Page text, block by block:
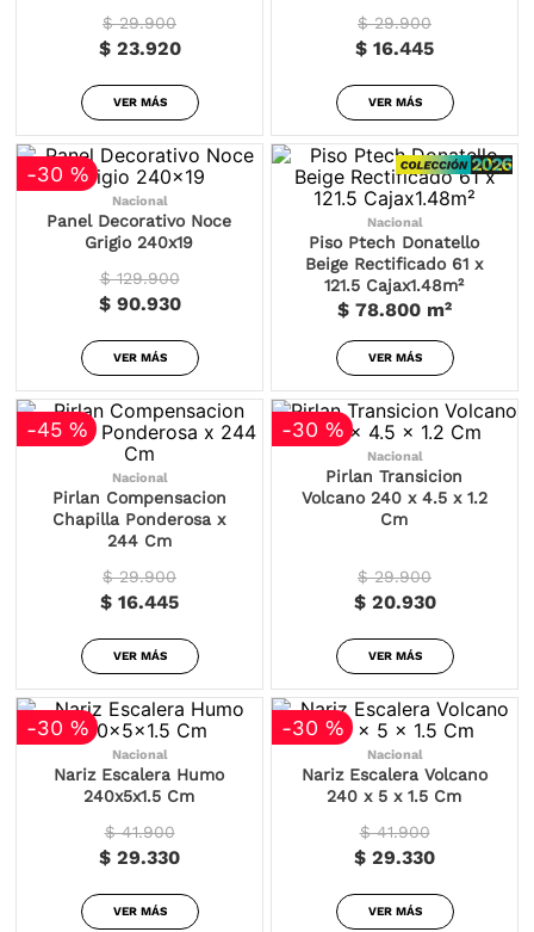
$ 29.900
$ 23.920
VER MÁS
$ 29.900
$ 16.445
VER MÁS
-30 %
Nacional
Panel Decorativo Noce
Grigio 240x19
$ 129.900
$ 90.930
VER MÁS
Nacional
Piso Ptech Donatello
Beige Rectificado 61 x
121.5 Cajax1.48m²
$ 78.800 m²
VER MÁS
-45 %
Nacional
Pirlan Compensacion
Chapilla Ponderosa x
244 Cm
$ 29.900
$ 16.445
VER MÁS
-30 %
Nacional
Pirlan Transicion
Volcano 240 x 4.5 x 1.2
Cm
$ 29.900
$ 20.930
VER MÁS
-30 %
Nacional
Nariz Escalera Humo
240x5x1.5 Cm
$ 41.900
$ 29.330
VER MÁS
-30 %
Nacional
Nariz Escalera Volcano
240 x 5 x 1.5 Cm
$ 41.900
$ 29.330
VER MÁS